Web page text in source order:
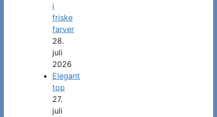
i
friske
farver
28.
juli
2026
Elegant
top
27.
juli